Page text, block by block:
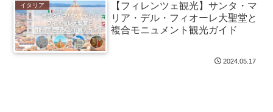
イタリア
【フィレンツェ観光】サンタ・マ
リア・デル・フィオーレ大聖堂と
複合モニュメント観光ガイド
2024.05.17